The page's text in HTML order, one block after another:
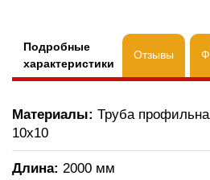
Подробные
характеристики
Отзывы
Материалы: Труба
10х10
Длина: 2000 мм